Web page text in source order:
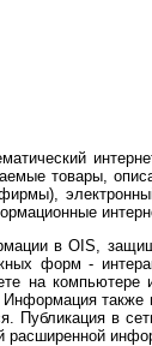
товары,
в OIS,
форм -
на
Публикация в
расширенной